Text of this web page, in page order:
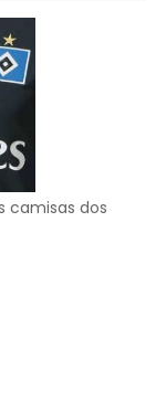
camisas dos